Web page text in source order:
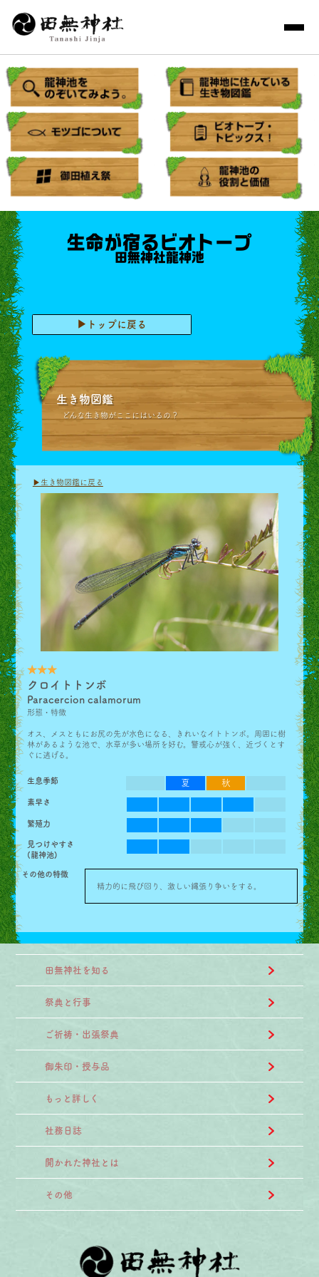
ビオトープの暮らしをのぞいてみよう
きせきの"ミナミメダカ"。
御田植え祭
生命が宿るビオトープ
田無神社龍神池
▶トップに戻る
生き物図鑑
どんな生き物がここにはいるの？
▶生き物図鑑に戻る
★★★
クロイトトンボ
Paracercion calamorum
形態・特徴
オス、メスともにお尻の先が水色になる、きれいなイトトンボ。周囲に樹
林があるような池で、水草が多い場所を好む。警戒心が強く、近づくとす
ぐに逃げる。
生息季節 夏 秋
素早さ
繁殖力
見つけやすさ
(龍神池)
その他の特徴
精力的に飛び回り、激しい縄張り争いをする。
田無神社を知る
祭典と行事
ご祈祷・出張祭典
御朱印・授与品
もっと詳しく
社務日誌
開かれた神社とは
その他